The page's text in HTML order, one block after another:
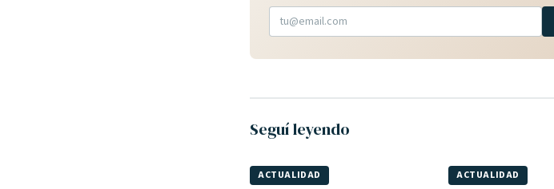
Seguí leyendo
ACTUALIDAD ACTUALIDAD